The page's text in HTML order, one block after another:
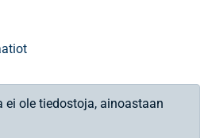
ei ole tiedostoja, ainoastaan